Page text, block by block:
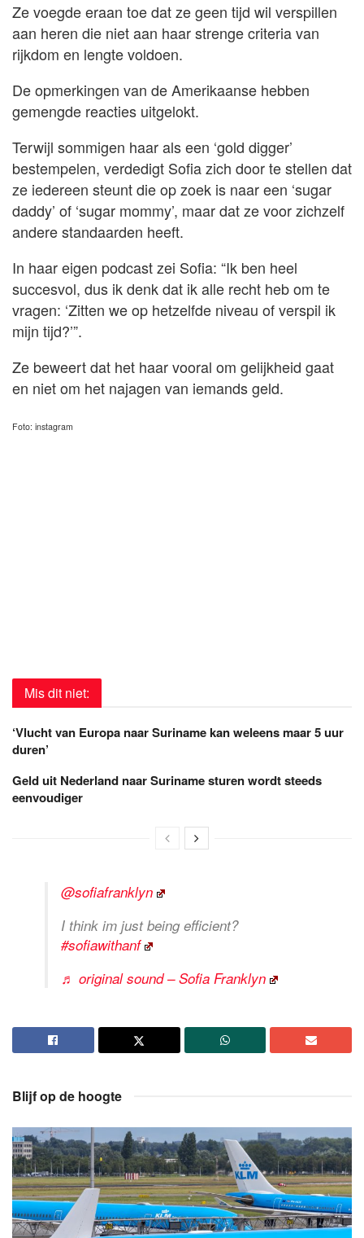
Ze voegde eraan toe dat ze geen tijd wil verspillen
aan heren die niet aan haar strenge criteria van
rijkdom en lengte voldoen.
De opmerkingen van de Amerikaanse hebben
gemengde reacties uitgelokt.
Terwijl sommigen haar als een ‘gold digger’
bestempelen, verdedigt Sofia zich door te stellen dat
ze iedereen steunt die op zoek is naar een ‘sugar
daddy’ of ‘sugar mommy’, maar dat ze voor zichzelf
andere standaarden heeft.
In haar eigen podcast zei Sofia: “Ik ben heel
succesvol, dus ik denk dat ik alle recht heb om te
vragen: ‘Zitten we op hetzelfde niveau of verspil ik
mijn tijd?’”.
Ze beweert dat het haar vooral om gelijkheid gaat
en niet om het najagen van iemands geld.
Foto: instagram
Mis dit niet:
‘Vlucht van Europa naar Suriname kan weleens maar 5 uur
duren’
Geld uit Nederland naar Suriname sturen wordt steeds
eenvoudiger
@sofiafranklyn
I think im just being efficient?
#sofiawithanf
♬ original sound – Sofia Franklyn
Blijf op de hoogte